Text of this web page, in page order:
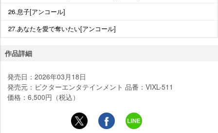
26.息子[アンコール]
27.あなたを愛で奪いたい[アンコール]
作品詳細
発売日：2026年03月18日
発売元：ビクターエンタテインメント 品番：VIXL-511
価格：6,500円（税込）